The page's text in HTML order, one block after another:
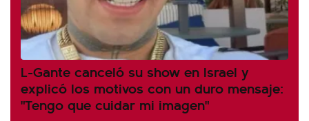
L-Gante canceló su show en Israel y
explicó los motivos con un duro mensaje:
"Tengo que cuidar mi imagen"